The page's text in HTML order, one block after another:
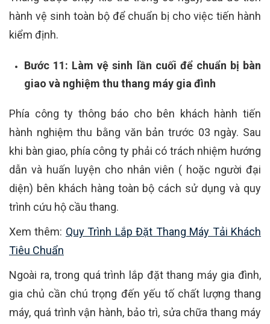
hành vệ sinh toàn bộ để chuẩn bị cho việc tiến hành
kiểm định.
Bước 11: Làm vệ sinh lần cuối để chuẩn bị bàn
giao và nghiệm thu thang máy gia đình
Phía công ty thông báo cho bên khách hành tiến
hành nghiệm thu bằng văn bản trước 03 ngày. Sau
khi bàn giao, phía công ty phải có trách nhiệm hướng
dẫn và huấn luyện cho nhân viên ( hoặc người đại
diện) bên khách hàng toàn bộ cách sử dụng và quy
trình cứu hộ cầu thang.
Xem thêm: Quy Trình Lắp Đặt Thang Máy Tải Khách
Tiêu Chuẩn
Ngoài ra, trong quá trình lắp đặt thang máy gia đình,
gia chủ cần chú trọng đến yếu tố chất lượng thang
máy, quá trình vận hành, bảo trì, sửa chữa thang máy